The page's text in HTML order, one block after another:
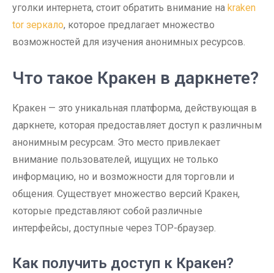
уголки интернета, стоит обратить внимание на kraken
tor зеркало, которое предлагает множество
возможностей для изучения анонимных ресурсов.
Что такое Кракен в даркнете?
Кракен — это уникальная платформа, действующая в
даркнете, которая предоставляет доступ к различным
анонимным ресурсам. Это место привлекает
внимание пользователей, ищущих не только
информацию, но и возможности для торговли и
общения. Существует множество версий Кракен,
которые представляют собой различные
интерфейсы, доступные через ТОР-браузер.
Как получить доступ к Кракен?